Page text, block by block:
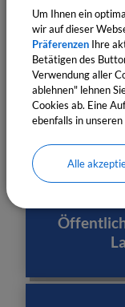
Um Ihnen ein
wir auf dieser
Präferenzen Ihre
Betätigen des
Verwendung aller
ablehnen" lehnen
Cookies ab. Eine
ebenfalls in
Alle